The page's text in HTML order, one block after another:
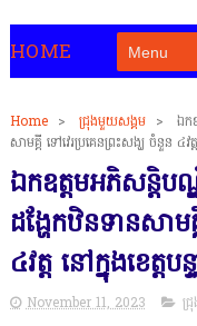
HOME
Home > ជ្រុងមួយសង្គម >
ឯក
សាមគ្គី ទៅវេរប្រគេនព្រះសង្ឃ ចំនួន ៤វ
ឯកឧត្តមអភិសន្តិ
ដង្ហែកឋិនទានសាម
៤វត្ត នៅក្នុងខេត្ត
November 11, 2023 ជ្